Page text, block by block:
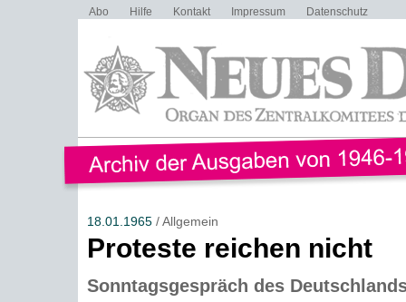
Abo Hilfe Kontakt Impressum Datenschutz
18.01.1965/ Allgemein
Proteste reichen nicht
Sonntagsgespräch des